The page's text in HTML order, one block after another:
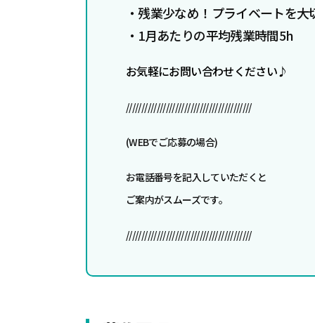
・残業少なめ！プライベートを大
・1月あたりの平均残業時間5h
お気軽にお問い合わせください♪
/////////////////////////////////////////
(WEBでご応募の場合)
お電話番号を記入していただくと
ご案内がスムーズです。
/////////////////////////////////////////